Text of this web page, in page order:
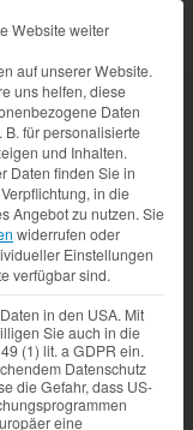
Website weiter
auf unserer Website.
uns helfen, diese
Daten
B. für personalisierte
und Inhalten.
Daten finden Sie in
in die
Angebot zu nutzen. Sie
widerrufen oder
Einstellungen
verfügbar sind.
in den USA. Mit
Sie auch in die
(1) lit. a GDPR ein.
Datenschutz
die Gefahr, dass US-
eine